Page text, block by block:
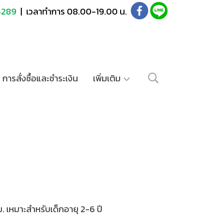
| เวลาทำการ 08.00-19.00 น.
การสั่งซื้อและชำระเงิน เพิ่มเติม
หมาะสำหรับเด็กอายุ 2-6 ปี